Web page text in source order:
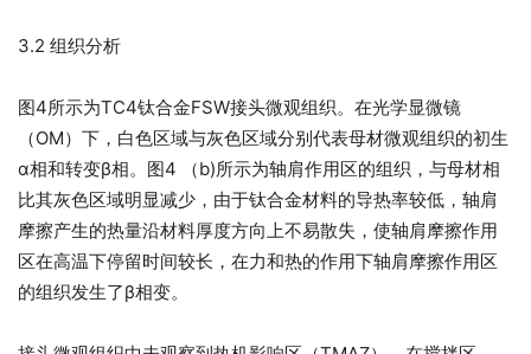
3.2 组织分析
图4所示为TC4钛合金FSW接头微观组织。在光学显微镜
（OM）下，白色区域与灰色区域分别代表母材微观组织的初生
α相和转变β相。图4 （b)所示为轴肩作用区的组织，与母材相
比其灰色区域明显减少，由于钛合金材料的导热率较低，轴肩
摩擦产生的热量沿材料厚度方向上不易散失，使轴肩摩擦作用
区在高温下停留时间较长，在力和热的作用下轴肩摩擦作用区
的组织发生了β相变。